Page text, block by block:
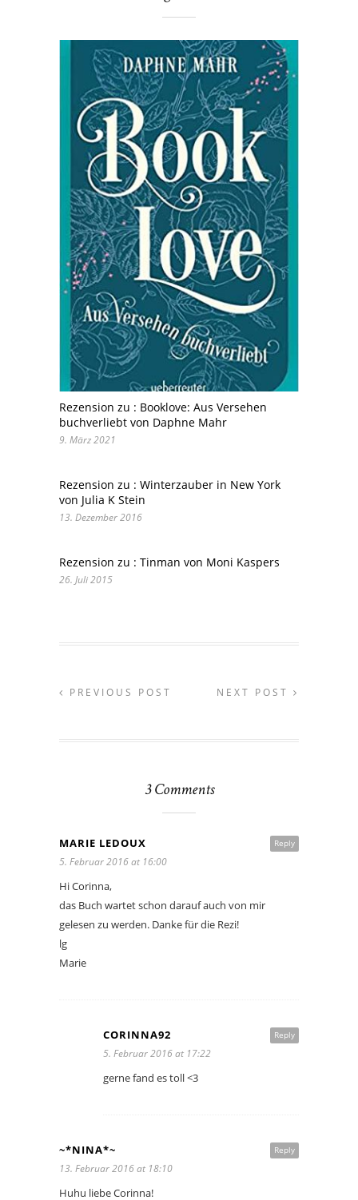
Rezension zu : Booklove: Aus Versehen
buchverliebt von Daphne Mahr
9. März 2021
Rezension zu : Winterzauber in New York
von Julia K Stein
13. Dezember 2016
Rezension zu : Tinman von Moni Kaspers
26. Juli 2015
PREVIOUS POST NEXT POST
3 Comments
Reply
MARIE LEDOUX
5. Februar 2016 at 16:00
Hi Corinna,
das Buch wartet schon darauf auch von mir
gelesen zu werden. Danke für die Rezi!
lg
Marie
Reply
CORINNA92
5. Februar 2016 at 17:22
gerne fand es toll <3
Reply
~*NINA*~
13. Februar 2016 at 18:10
Huhu liebe Corinna!